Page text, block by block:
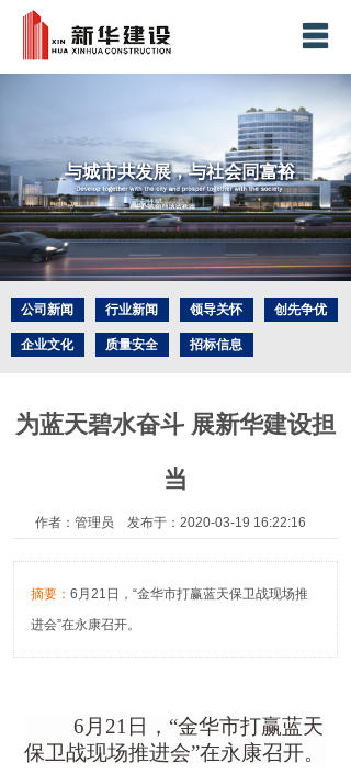
网站首页
业务板块
新闻中心
精品工程
社会责任
人力资源
公司新闻 行业新闻 领导关怀 创先争优
企业文化 质量安全 招标信息
为蓝天碧水奋斗 展新华建设担
当
作者：管理员 发布于：2020-03-19 16:22:16
摘要： 6月21日，“金华市打赢蓝天保卫战现场推
进会”在永康召开。
6月21日，“金华市打赢蓝天
保卫战现场推进会”在永康召开。